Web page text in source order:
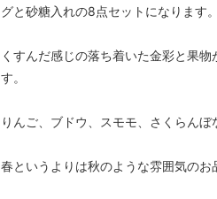
グと砂糖入れの8点セットになります。
くすんだ感じの落ち着いた金彩と果
す。
りんご、ブドウ、スモモ、さくらんぼ
春というよりは秋のような雰囲気のお